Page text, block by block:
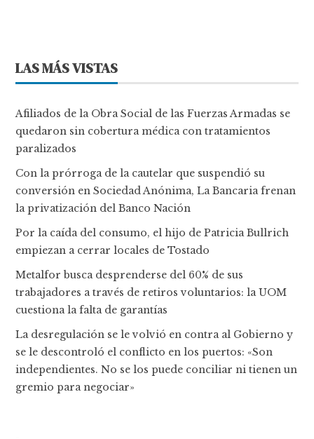
LAS MÁS VISTAS
Afiliados de la Obra Social de las Fuerzas Armadas se
quedaron sin cobertura médica con tratamientos
paralizados
Con la prórroga de la cautelar que suspendió su
conversión en Sociedad Anónima, La Bancaria frenan
la privatización del Banco Nación
Por la caída del consumo, el hijo de Patricia Bullrich
empiezan a cerrar locales de Tostado
Metalfor busca desprenderse del 60% de sus
trabajadores a través de retiros voluntarios: la UOM
cuestiona la falta de garantías
La desregulación se le volvió en contra al Gobierno y
se le descontroló el conflicto en los puertos: «Son
independientes. No se los puede conciliar ni tienen un
gremio para negociar»